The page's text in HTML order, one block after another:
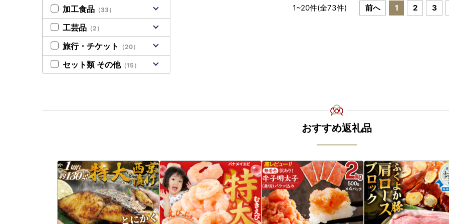
1~20件(全73件) 前へ 1 2 3
加工食品 （33）
工芸品 （2）
旅行・チケット （20）
セット類 その他（15）
おすすめ返礼品